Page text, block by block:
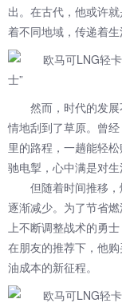
出。在古代，他或许
着不同地域，传递着生
然而，时代的发
情地刮到了草原。曾
里的路程，一趟能轻
驰电掣，心中满是对生
但随着时间推移
逐渐减少。为了节省
上不断调整战术的勇
在朋友的推荐下，他
油成本的新征程。